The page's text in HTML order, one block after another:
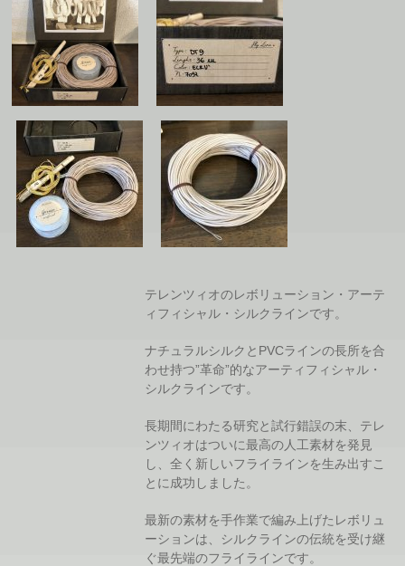
テレンツィオのレボリューション・アーテ
ィフィシャル・シルクラインです。
ナチュラルシルクとPVCラインの長所を合
わせ持つ”革命”的なアーティフィシャル・
シルクラインです。
長期間にわたる研究と試行錯誤の末、テレ
ンツィオはついに最高の人工素材を発見
し、全く新しいフライラインを生み出すこ
とに成功しました。
最新の素材を手作業で編み上げたレボリュ
ーションは、シルクラインの伝統を受け継
ぐ最先端のフライラインです。